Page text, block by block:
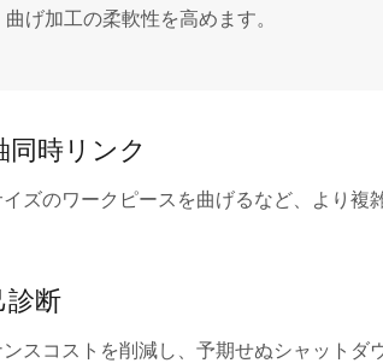
曲げ加工の柔軟性を高めます。
同時リンク
ズのワークピースを曲げるなど、より複
診断
ンスコストを削減し、予期せぬシャットダ